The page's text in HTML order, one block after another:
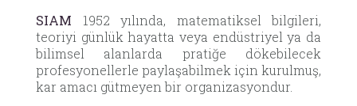
SIAM 1952 yılında, matematiksel bilgileri,
teoriyi günlük hayatta veya endüstriyel ya da
bilimsel alanlarda pratiğe dökebilecek
profesyonellerle paylaşabilmek için kurulmuş,
kar amacı gütmeyen bir organizasyondur.